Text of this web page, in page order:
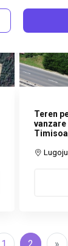
Teren
vanzare
1 2 »